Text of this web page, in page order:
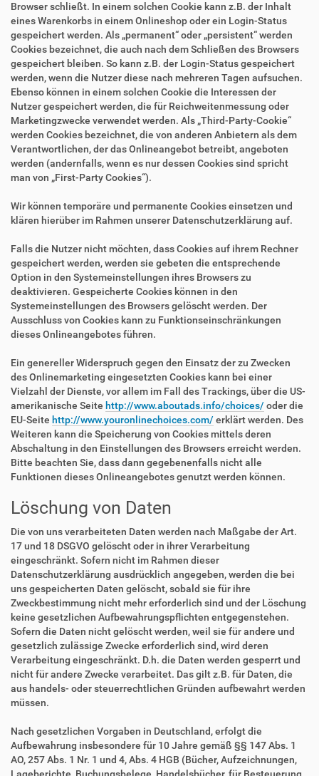
Browser schließt. In einem solchen Cookie kann z.B. der Inhalt
eines Warenkorbs in einem Onlineshop oder ein Login-Status
gespeichert werden. Als „permanent“ oder „persistent“ werden
Cookies bezeichnet, die auch nach dem Schließen des Browsers
gespeichert bleiben. So kann z.B. der Login-Status gespeichert
werden, wenn die Nutzer diese nach mehreren Tagen aufsuchen.
Ebenso können in einem solchen Cookie die Interessen der
Nutzer gespeichert werden, die für Reichweitenmessung oder
Marketingzwecke verwendet werden. Als „Third-Party-Cookie“
werden Cookies bezeichnet, die von anderen Anbietern als dem
Verantwortlichen, der das Onlineangebot betreibt, angeboten
werden (andernfalls, wenn es nur dessen Cookies sind spricht
man von „First-Party Cookies“).
Wir können temporäre und permanente Cookies einsetzen und
klären hierüber im Rahmen unserer Datenschutzerklärung auf.
Falls die Nutzer nicht möchten, dass Cookies auf ihrem Rechner
gespeichert werden, werden sie gebeten die entsprechende
Option in den Systemeinstellungen ihres Browsers zu
deaktivieren. Gespeicherte Cookies können in den
Systemeinstellungen des Browsers gelöscht werden. Der
Ausschluss von Cookies kann zu Funktionseinschränkungen
dieses Onlineangebotes führen.
Ein genereller Widerspruch gegen den Einsatz der zu Zwecken
des Onlinemarketing eingesetzten Cookies kann bei einer
Vielzahl der Dienste, vor allem im Fall des Trackings, über die US-
amerikanische Seite http://www.aboutads.info/choices/ oder die
EU-Seite http://www.youronlinechoices.com/ erklärt werden. Des
Weiteren kann die Speicherung von Cookies mittels deren
Abschaltung in den Einstellungen des Browsers erreicht werden.
Bitte beachten Sie, dass dann gegebenenfalls nicht alle
Funktionen dieses Onlineangebotes genutzt werden können.
Löschung von Daten
Die von uns verarbeiteten Daten werden nach Maßgabe der Art.
17 und 18 DSGVO gelöscht oder in ihrer Verarbeitung
eingeschränkt. Sofern nicht im Rahmen dieser
Datenschutzerklärung ausdrücklich angegeben, werden die bei
uns gespeicherten Daten gelöscht, sobald sie für ihre
Zweckbestimmung nicht mehr erforderlich sind und der Löschung
keine gesetzlichen Aufbewahrungspflichten entgegenstehen.
Sofern die Daten nicht gelöscht werden, weil sie für andere und
gesetzlich zulässige Zwecke erforderlich sind, wird deren
Verarbeitung eingeschränkt. D.h. die Daten werden gesperrt und
nicht für andere Zwecke verarbeitet. Das gilt z.B. für Daten, die
aus handels- oder steuerrechtlichen Gründen aufbewahrt werden
müssen.
Nach gesetzlichen Vorgaben in Deutschland, erfolgt die
Aufbewahrung insbesondere für 10 Jahre gemäß §§ 147 Abs. 1
AO, 257 Abs. 1 Nr. 1 und 4, Abs. 4 HGB (Bücher, Aufzeichnungen,